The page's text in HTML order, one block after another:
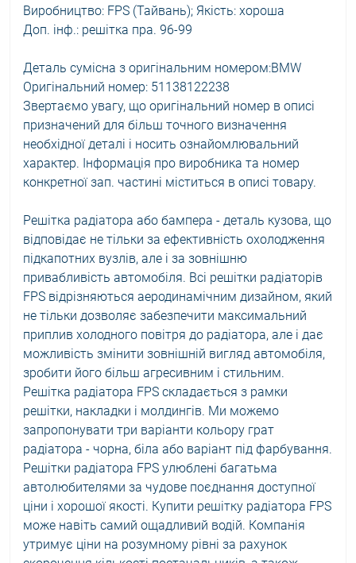
Виробництво: FPS (Тайвань); Якість: хороша
Доп. інф.: решітка пра. 96-99
Деталь сумісна з оригінальним номером:BMW
Оригінальний номер: 51138122238
Звертаємо увагу, що оригінальний номер в описі
призначений для більш точного визначення
необхідної деталі і носить ознайомлювальний
характер. Інформація про виробника та номер
конкретної зап. частині міститься в описі товару.
Решітка радіатора або бампера - деталь кузова, що
відповідає не тільки за ефективність охолодження
підкапотних вузлів, але і за зовнішню
привабливість автомобіля. Всі решітки радіаторів
FPS відрізняються аеродинамічним дизайном, який
не тільки дозволяє забезпечити максимальний
приплив холодного повітря до радіатора, але і дає
можливість змінити зовнішній вигляд автомобіля,
зробити його більш агресивним і стильним.
Решітка радіатора FPS складається з рамки
решітки, накладки і молдингів. Ми можемо
запропонувати три варіанти кольору грат
радіатора - чорна, біла або варіант під фарбування.
Решітки радіатора FPS улюблені багатьма
автолюбителями за чудове поєднання доступної
ціни і хорошої якості. Купити решітку радіатора FPS
може навіть самий ощадливий водій. Компанія
утримує ціни на розумному рівні за рахунок